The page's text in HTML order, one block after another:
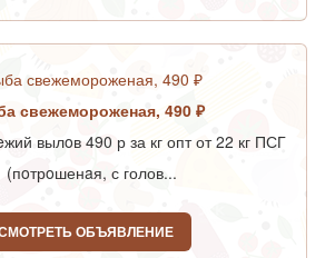
свежемороженая, 490 ₽
вылoв 490 р за кг опт от 22 кг ПСГ
(пoтрoшенaя, с голов...
ОБЪЯВЛЕНИЕ